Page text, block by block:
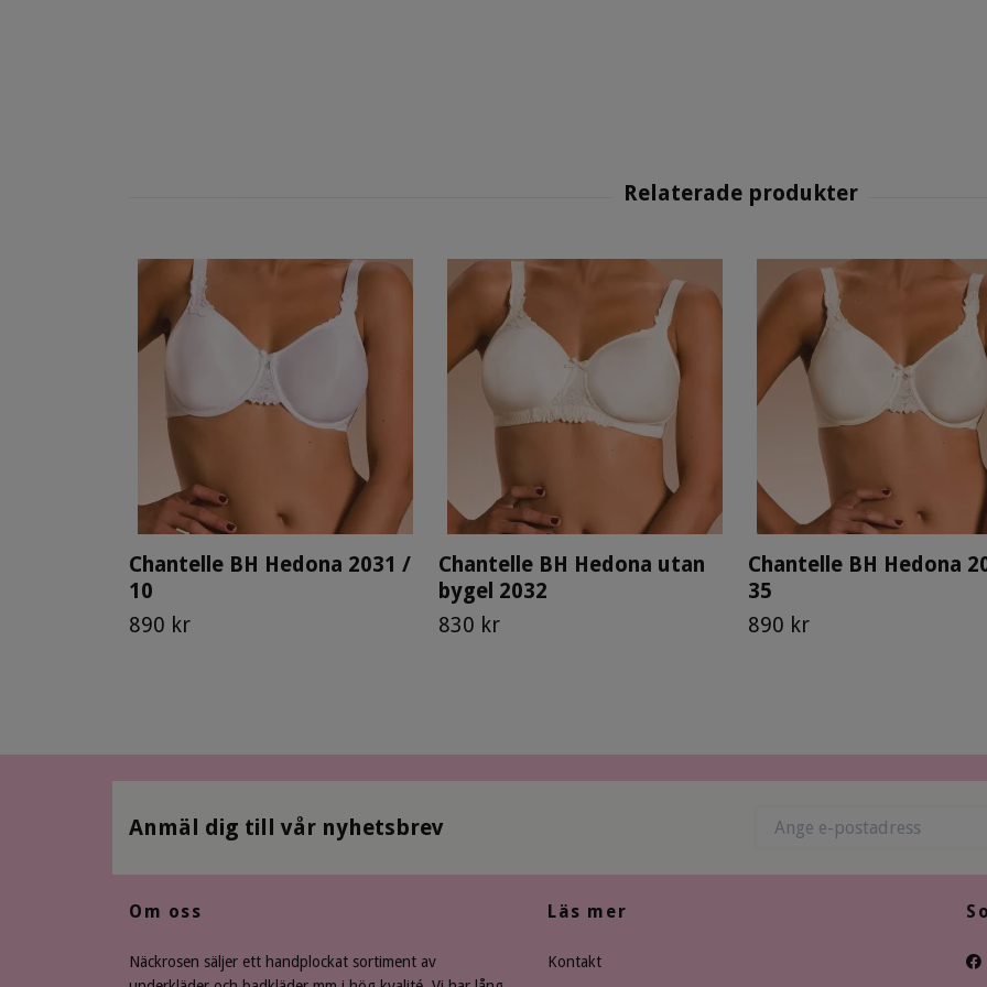
Chantelle BH Hedona 2031 /
10
890 kr
Chantelle BH Hedona utan
bygel 2032
830 kr
Chantelle BH Hedona
35
890 kr
Anmäl dig till vår nyhetsbrev
Om oss
Näckrosen säljer ett handplockat sortiment av
Läs mer
Kontakt